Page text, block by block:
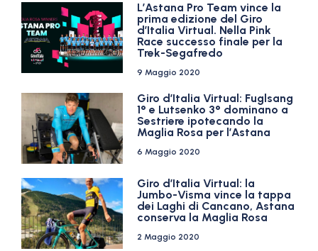
L’Astana Pro Team vince la
prima edizione del Giro
d’Italia Virtual. Nella Pink
Race successo finale per la
Trek-Segafredo
9 Maggio 2020
Giro d’Italia Virtual: Fuglsang
1° e Lutsenko 3° dominano a
Sestriere ipotecando la
Maglia Rosa per l’Astana
6 Maggio 2020
Giro d’Italia Virtual: la
Jumbo-Visma vince la tappa
dei Laghi di Cancano, Astana
conserva la Maglia Rosa
2 Maggio 2020